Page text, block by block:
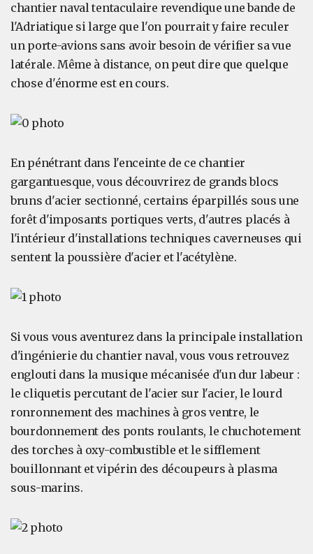
chantier naval tentaculaire revendique une bande de
l'Adriatique si large que l'on pourrait y faire reculer
un porte-avions sans avoir besoin de vérifier sa vue
latérale. Même à distance, on peut dire que quelque
chose d'énorme est en cours.
En pénétrant dans l'enceinte de ce chantier
gargantuesque, vous découvrirez de grands blocs
bruns d'acier sectionné, certains éparpillés sous une
forêt d'imposants portiques verts, d'autres placés à
l'intérieur d'installations techniques caverneuses qui
sentent la poussière d'acier et l'acétylène.
Si vous vous aventurez dans la principale installation
d'ingénierie du chantier naval, vous vous retrouvez
englouti dans la musique mécanisée d'un dur labeur :
le cliquetis percutant de l'acier sur l'acier, le lourd
ronronnement des machines à gros ventre, le
bourdonnement des ponts roulants, le chuchotement
des torches à oxy-combustible et le sifflement
bouillonnant et vipérin des découpeurs à plasma
sous-marins.